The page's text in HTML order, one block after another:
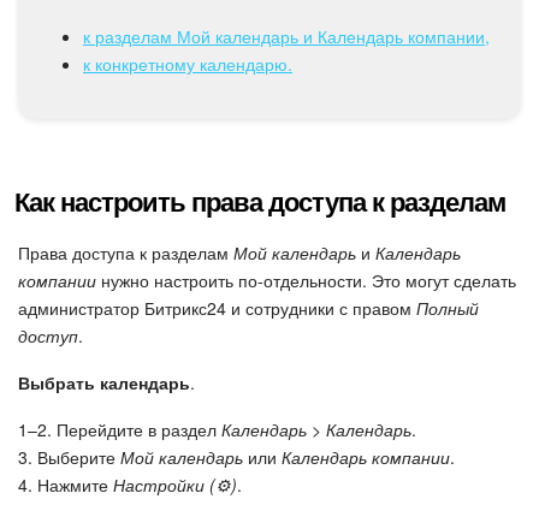
Сайты
Складской учет
Почта
CRM
КЭДО
Подпись
к разделам Мой календарь и Календарь компании,
к конкретному календарю.
Как настроить права доступа к разделам
Права доступа к разделам Мой календарь и Календарь
компании нужно настроить по-отдельности. Это могут сделать
администратор Битрикс24 и сотрудники с правом Полный
доступ.
Выбрать календарь.
1–2. Перейдите в раздел Календарь > Календарь.
3. Выберите Мой календарь или Календарь компании.
4. Нажмите Настройки (⚙️).